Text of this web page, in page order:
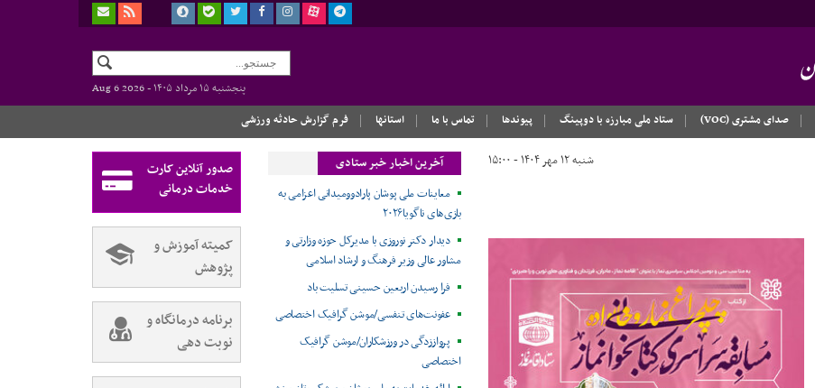
پنجشنبه ۱۵ مرداد ۱۴۰۵ -
Aug 6 2026
صدای مشتری (VOC) ستاد ملی مبارزه با دوپینگ پیوندها تماس با ما استانها فرم گزارش حادثه ورزشی
شنبه ۱۲ مهر ۱۴۰۴ - ۱۵:۰۰
آخرین اخبار خبر ستادی
معاینات ملی پوشان پارادوومیدانی اعزامی به
بازی‌های ناگویا۲۰۲۶
دیدار دکتر نوروزی با مدیرکل حوزه وزارتی و
مشاور عالی وزیر فرهنگ و ارشاد اسلامی
فرا رسیدن اربعین حسینی تسلیت باد
عفونت‌های تنفسی/موشن گرافیک اختصاصی
پرواززدگی در ورزشکاران/موشن گرافیک
اختصاصی
صدور آنلاین کارت
خدمات درمانی
کمیته آموزش و
پژوهش
برنامه درمانگاه و
نوبت دهی